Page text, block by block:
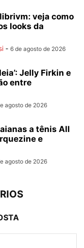
veja como
looks da
- 6 de agosto de 2026
Jelly Firkin e
entre
agosto de 2026
a tênis All
e
agosto de 2026